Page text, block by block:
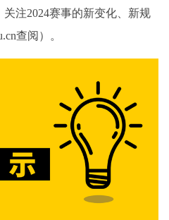
注2024赛事的新变化、新规
查阅 ）。